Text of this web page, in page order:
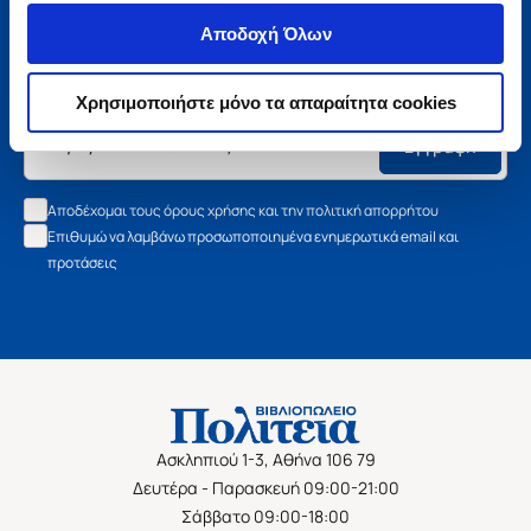
Αποδοχή Όλων
Χρησιμοποιήστε μόνο τα απαραίτητα cookies
Μάθετε τα νέα της Πολιτείας
Εγγραφείτε στο newsletter μας και μάθετε πρώτοι όλα τα
νέα βιβλία, τις εξαιρετικές τιμές και τις εκδηλώσεις μας.
Εγγραφή
Αποδέχομαι τους όρους χρήσης και την πολιτική απορρήτου
Επιθυμώ να λαμβάνω προσωποποιημένα ενημερωτικά email και
προτάσεις
Ασκληπιού 1-3, Αθήνα 106 79
Δευτέρα - Παρασκευή 09:00-21:00
Σάββατο 09:00-18:00